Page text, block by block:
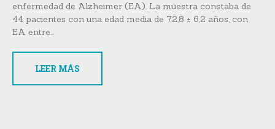
enfermedad de Alzheimer (EA). La muestra constaba de
44 pacientes con una edad media de 72,8 ± 6,2 años, con
EA entre…
LEER MÁS